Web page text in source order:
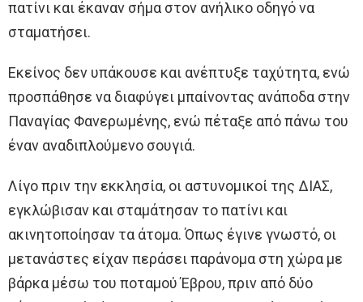
πατίνι και έκαναν σήμα στον ανήλικο οδηγό να
σταματήσει.
Εκείνος δεν υπάκουσε και ανέπτυξε ταχύτητα, ενώ
προσπάθησε να διαφύγει μπαίνοντας ανάποδα στην
Παναγίας Φανερωμένης, ενώ πέταξε από πάνω του
έναν αναδιπλούμενο σουγιά.
Λίγο πριν την εκκλησία, οι αστυνομικοί της ΔΙΑΣ,
εγκλώβισαν και σταμάτησαν το πατίνι και
ακινητοποίησαν τα άτομα. Όπως έγινε γνωστό, οι
μετανάστες είχαν περάσει παράνομα στη χώρα με
βάρκα μέσω του ποταμού Έβρου, πριν από δύο